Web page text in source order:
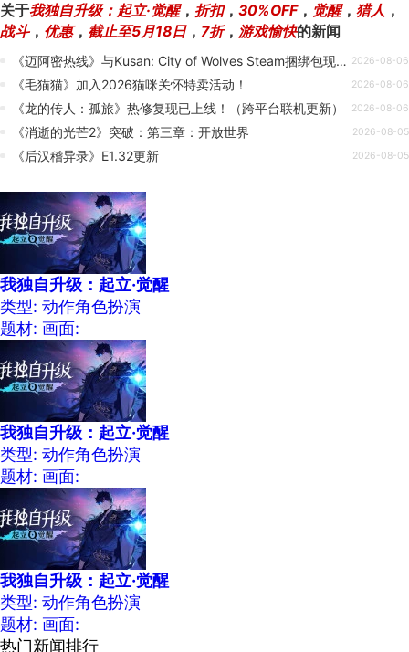
关于我独自升级：起立·觉醒， 折扣， 30%OFF， 觉醒， 猎人 ，
战斗， 优惠， 截止至5月18日， 7折， 游戏愉快的新闻
《迈阿密热线》与Kusan: City of Wolves Steam捆绑包现已推出 2026-08-06
《毛猫猫》加入2026猫咪关怀特卖活动！ 2026-08-06
《龙的传人：孤旅》热修复现已上线！（跨平台联机更新） 2026-08-06
《消逝的光芒2》突破：第三章：开放世界 2026-08-05
《后汉稽异录》E1.32更新 2026-08-05
我独自升级：起立·觉醒
类型: 动作角色扮演
题材: 画面:
我独自升级：起立·觉醒
类型: 动作角色扮演
题材: 画面:
我独自升级：起立·觉醒
类型: 动作角色扮演
题材: 画面:
热门新闻排行